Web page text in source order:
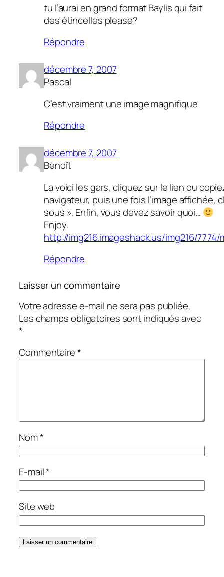
tu l’aurai en grand format Baylis qui fait
des étincelles please?
Répondre
décembre 7, 2007
Pascal
C’est vraiment une image magnifique
Répondre
décembre 7, 2007
Benoît
La voici les gars, cliquez sur le lien ou
navigateur, puis une fois l’image affichée,
sous ». Enfin, vous devez savoir quoi…
Enjoy.
http://img216.imageshack.us/img216/
Répondre
Laisser un commentaire
Votre adresse e-mail ne sera pas publiée.
Les champs obligatoires sont indiqués avec
*
Commentaire*
Nom*
E-mail*
Site web